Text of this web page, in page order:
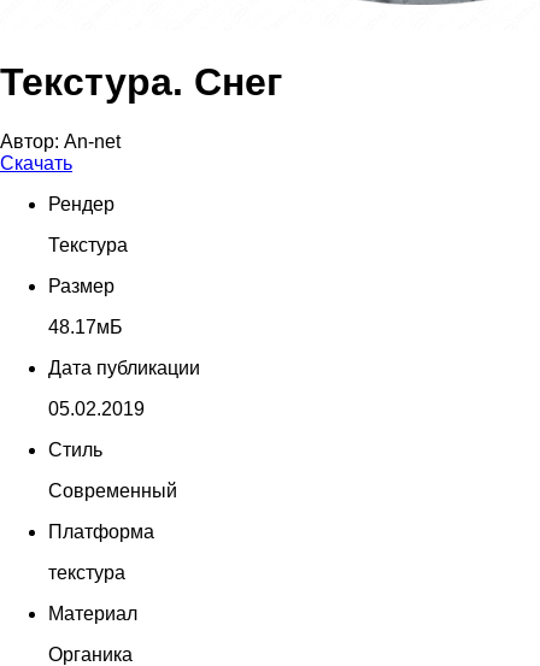
Текстура. Снег
Автор: An-net
Скачать
Рендер
Текстура
Размер
48.17мБ
Дата публикации
05.02.2019
Стиль
Современный
Платформа
текстура
Материал
Органика